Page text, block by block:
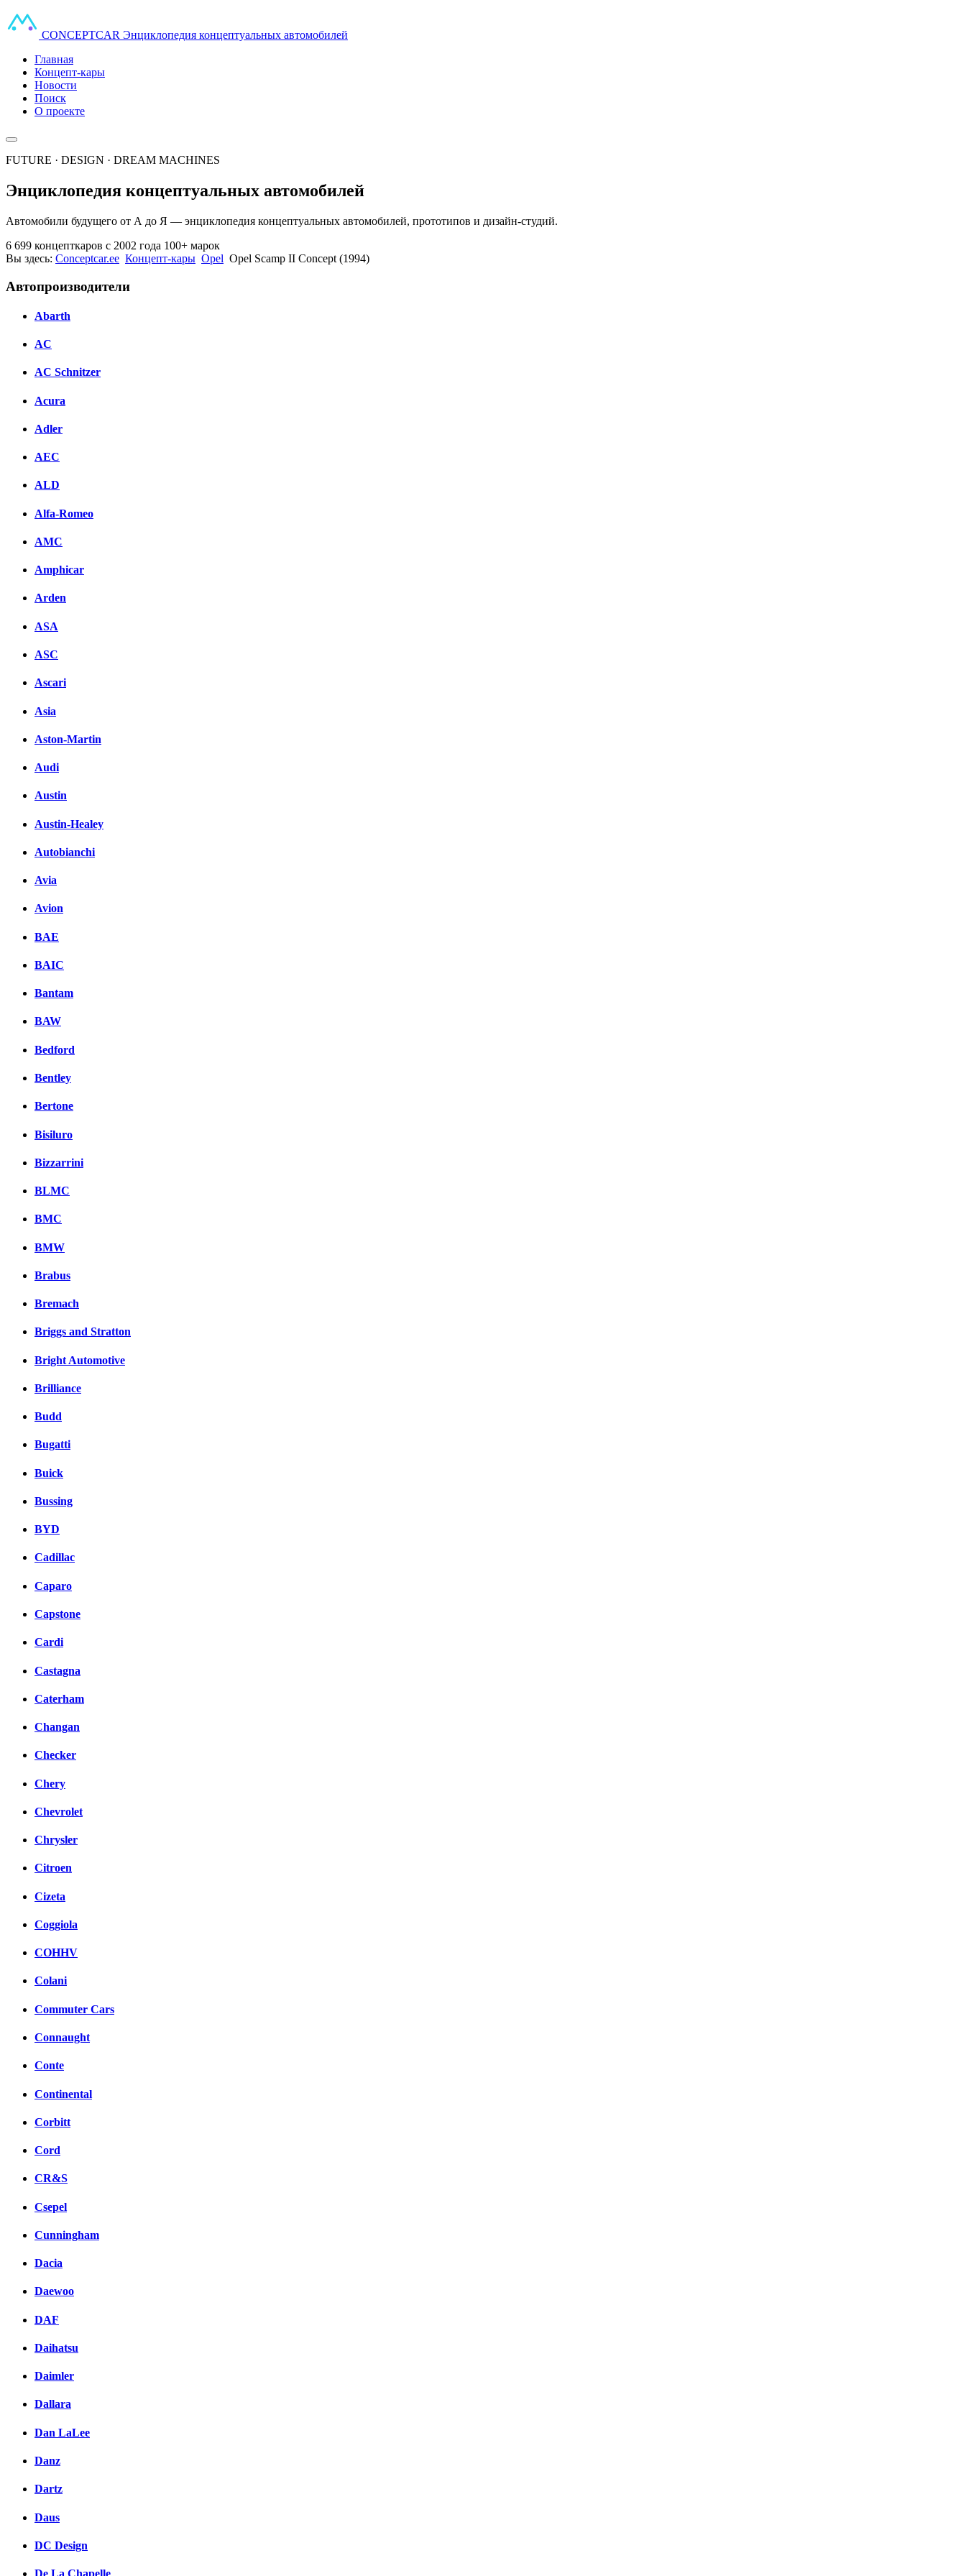
CONCEPTCAR Энциклопедия концептуальных автомобилей
Главная
Концепт-кары
Новости
Поиск
О проекте
FUTURE · DESIGN · DREAM MACHINES
Энциклопедия концептуальных автомобилей
Автомобили будущего от А до Я — энциклопедия концептуальных автомобилей, прототипов и дизайн-студий.
6 699 концепткаров с 2002 года 100+ марок
Вы здесь: Conceptcar.ee Концепт-кары Opel Opel Scamp II Concept (1994)
Автопроизводители
Abarth
AC
AC Schnitzer
Acura
Adler
AEC
ALD
Alfa-Romeo
AMC
Amphicar
Arden
ASA
ASC
Ascari
Asia
Aston-Martin
Audi
Austin
Austin-Healey
Autobianchi
Avia
Avion
BAE
BAIC
Bantam
BAW
Bedford
Bentley
Bertone
Bisiluro
Bizzarrini
BLMC
BMC
BMW
Brabus
Bremach
Briggs and Stratton
Bright Automotive
Brilliance
Budd
Bugatti
Buick
Bussing
BYD
Cadillac
Caparo
Capstone
Cardi
Castagna
Caterham
Changan
Checker
Chery
Chevrolet
Chrysler
Citroen
Cizeta
Coggiola
COHHV
Colani
Commuter Cars
Connaught
Conte
Continental
Corbitt
Cord
CR&S
Csepel
Cunningham
Dacia
Daewoo
DAF
Daihatsu
Daimler
Dallara
Dan LaLee
Danz
Dartz
Daus
DC Design
De La Chapelle